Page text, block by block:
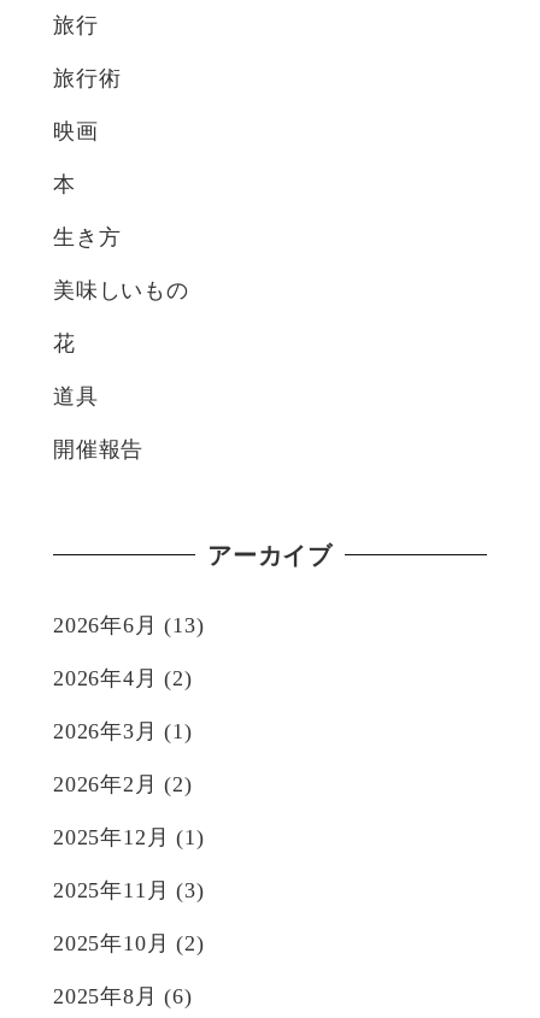
旅行
旅行術
映画
本
生き方
美味しいもの
花
道具
開催報告
アーカイブ
2026年6月 (13)
2026年4月 (2)
2026年3月 (1)
2026年2月 (2)
2025年12月 (1)
2025年11月 (3)
2025年10月 (2)
2025年8月 (6)